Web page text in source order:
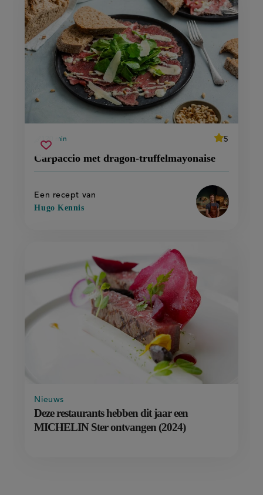
Carpaccio met dragon-truffelmayonaise
voorbereidingstijd
120 min
average
5
Beoordeel
dragon-
Een recept van
Hugo Kennis
Sla
recept
carpaccio
met
dragon-
Deze restaurants hebben dit jaar een
MICHELIN Ster ontvangen (2024)
Nieuws